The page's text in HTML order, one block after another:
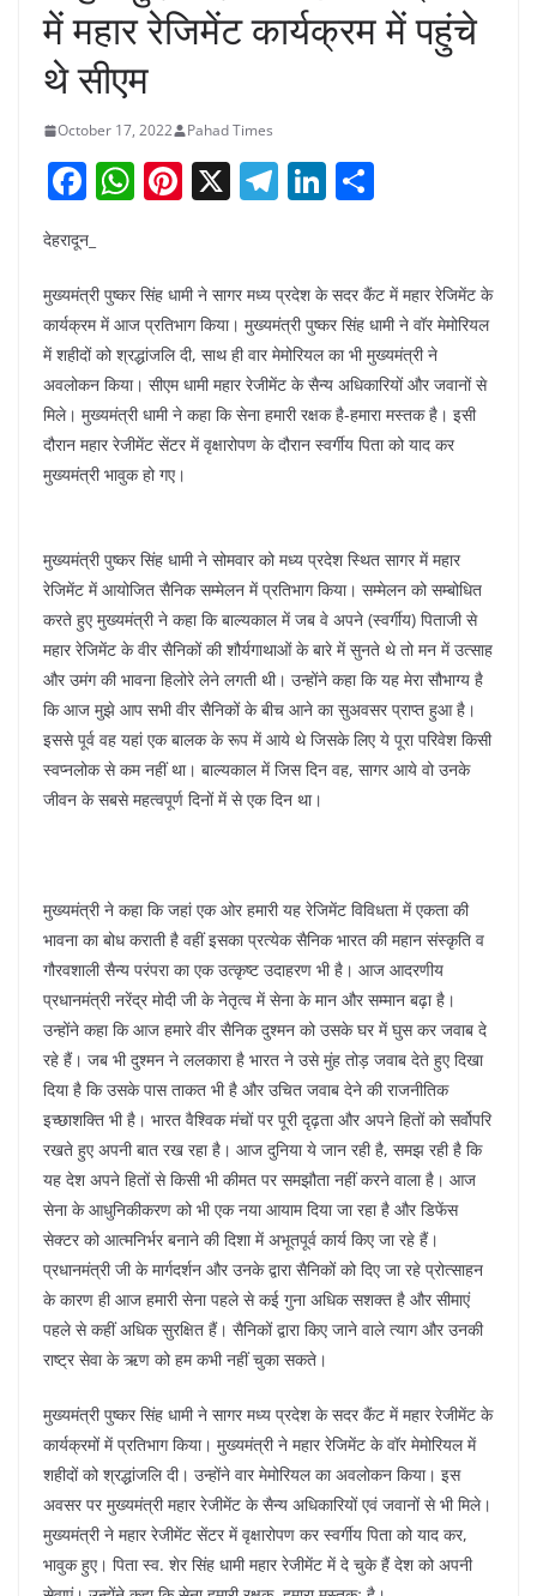
में महार रेजिमेंट कार्यक्रम में पहुंचे
थे सीएम
October 17, 2022 Pahad Times
F
c
e
b
o
o
k
W
s
A
p
p
Pi
e
st
X T
gr
a
m
Li
e
dI
n
e
देहरादून_
मुख्यमंत्री पुष्कर सिंह धामी ने सागर मध्य प्रदेश के सदर कैंट में महार रेजिमेंट के
कार्यक्रम में आज प्रतिभाग किया। मुख्यमंत्री पुष्कर सिंह धामी ने वॉर मेमोरियल
में शहीदों को श्रद्धांजलि दी, साथ ही वार मेमोरियल का भी मुख्यमंत्री ने
अवलोकन किया। सीएम धामी महार रेजीमेंट के सैन्य अधिकारियों और जवानों से
मिले। मुख्यमंत्री धामी ने कहा कि सेना हमारी रक्षक है-हमारा मस्तक है। इसी
दौरान महार रेजीमेंट सेंटर में वृक्षारोपण के दौरान स्वर्गीय पिता को याद कर
मुख्यमंत्री भावुक हो गए।
मुख्यमंत्री पुष्कर सिंह धामी ने सोमवार को मध्य प्रदेश स्थित सागर में महार
रेजिमेंट में आयोजित सैनिक सम्मेलन में प्रतिभाग किया। सम्मेलन को सम्बोधित
करते हुए मुख्यमंत्री ने कहा कि बाल्यकाल में जब वे अपने (स्वर्गीय) पिताजी से
महार रेजिमेंट के वीर सैनिकों की शौर्यगाथाओं के बारे में सुनते थे तो मन में उत्साह
और उमंग की भावना हिलोरे लेने लगती थी। उन्होंने कहा कि यह मेरा सौभाग्य है
कि आज मुझे आप सभी वीर सैनिकों के बीच आने का सुअवसर प्राप्त हुआ है।
इससे पूर्व वह यहां एक बालक के रूप में आये थे जिसके लिए ये पूरा परिवेश किसी
स्वप्नलोक से कम नहीं था। बाल्यकाल में जिस दिन वह, सागर आये वो उनके
जीवन के सबसे महत्वपूर्ण दिनों में से एक दिन था।
मुख्यमंत्री ने कहा कि जहां एक ओर हमारी यह रेजिमेंट विविधता में एकता की
भावना का बोध कराती है वहीं इसका प्रत्येक सैनिक भारत की महान संस्कृति व
गौरवशाली सैन्य परंपरा का एक उत्कृष्ट उदाहरण भी है। आज आदरणीय
प्रधानमंत्री नरेंद्र मोदी जी के नेतृत्व में सेना के मान और सम्मान बढ़ा है।
उन्होंने कहा कि आज हमारे वीर सैनिक दुश्मन को उसके घर में घुस कर जवाब दे
रहे हैं। जब भी दुश्मन ने ललकारा है भारत ने उसे मुंह तोड़ जवाब देते हुए दिखा
दिया है कि उसके पास ताकत भी है और उचित जवाब देने की राजनीतिक
इच्छाशक्ति भी है। भारत वैश्विक मंचों पर पूरी दृढ़ता और अपने हितों को सर्वोपरि
रखते हुए अपनी बात रख रहा है। आज दुनिया ये जान रही है, समझ रही है कि
यह देश अपने हितों से किसी भी कीमत पर समझौता नहीं करने वाला है। आज
सेना के आधुनिकीकरण को भी एक नया आयाम दिया जा रहा है और डिफेंस
सेक्टर को आत्मनिर्भर बनाने की दिशा में अभूतपूर्व कार्य किए जा रहे हैं।
प्रधानमंत्री जी के मार्गदर्शन और उनके द्वारा सैनिकों को दिए जा रहे प्रोत्साहन
के कारण ही आज हमारी सेना पहले से कई गुना अधिक सशक्त है और सीमाएं
पहले से कहीं अधिक सुरक्षित हैं। सैनिकों द्वारा किए जाने वाले त्याग और उनकी
राष्ट्र सेवा के ऋण को हम कभी नहीं चुका सकते।
मुख्यमंत्री पुष्कर सिंह धामी ने सागर मध्य प्रदेश के सदर कैंट में महार रेजीमेंट के
कार्यक्रमों में प्रतिभाग किया। मुख्यमंत्री ने महार रेजिमेंट के वॉर मेमोरियल में
शहीदों को श्रद्धांजलि दी। उन्होंने वार मेमोरियल का अवलोकन किया। इस
अवसर पर मुख्यमंत्री महार रेजीमेंट के सैन्य अधिकारियों एवं जवानों से भी मिले।
मुख्यमंत्री ने महार रेजीमेंट सेंटर में वृक्षारोपण कर स्वर्गीय पिता को याद कर,
भावुक हुए। पिता स्व. शेर सिंह धामी महार रेजीमेंट में दे चुके हैं देश को अपनी